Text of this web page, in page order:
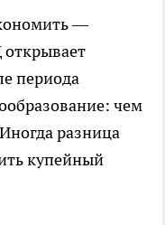
—
периода
чем
разница
купейный